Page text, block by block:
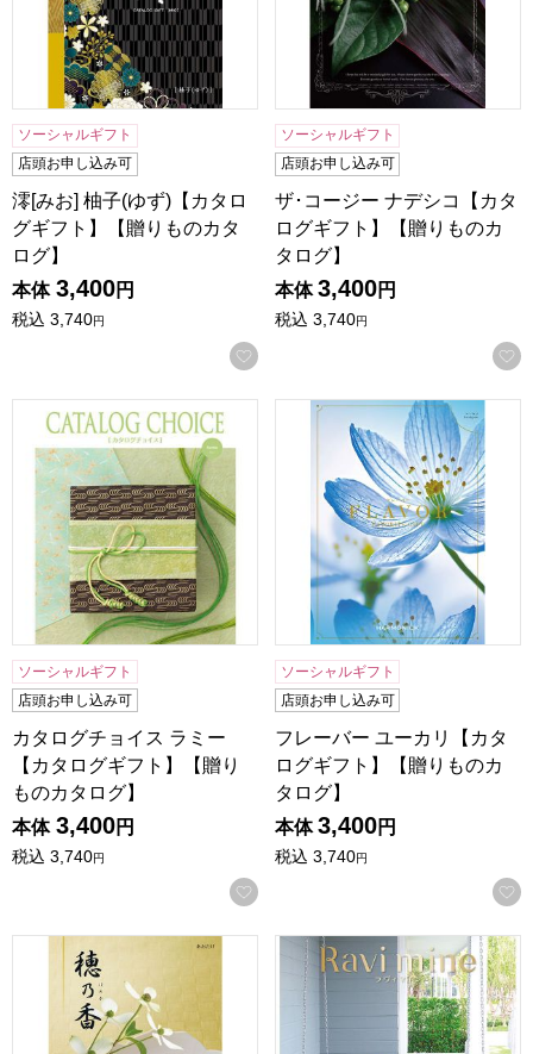
ソーシャルギフト
店頭お申し込み可
澪[みお] 柚子(ゆず)【カタロ
グギフト】【贈りものカタ
ログ】
本体 3,400円
税込 3,740円
お気に入りに登録する
ソーシャルギフト
店頭お申し込み可
ザ･コージー ナデシコ【カタ
ログギフト】【贈りものカ
タログ】
本体 3,400円
税込 3,740円
カタログチョイス ラミー【カタログギフト】【贈りものカ
ソーシャルギフト
店頭お申し込み可
カタログチョイス ラミー
【カタログギフト】【贈り
ものカタログ】
本体 3,400円
税込 3,740円
お気に入りに登録する
フレーバー ユーカリ【カタ
ソーシャルギフト
店頭お申し込み可
フレーバー ユーカリ【カタ
ログギフト】【贈りものカ
タログ】
本体 3,400円
税込 3,740円
穂乃香 あおたけ【カタログギフト】【贈りものカタログ】
ラヴィマイン オパール【カ